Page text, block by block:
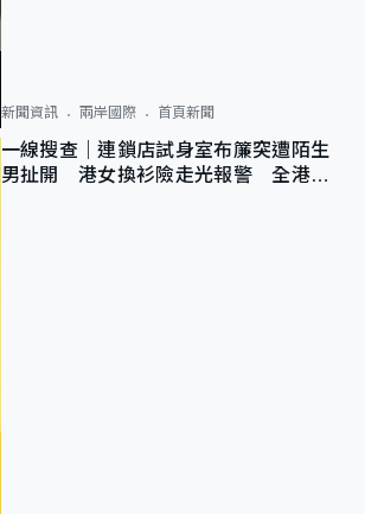
新聞資訊 兩岸國際 首頁新聞
一線搜查｜連鎖店試身室布簾突遭陌生
男扯開 港女換衫險走光報警 全港分